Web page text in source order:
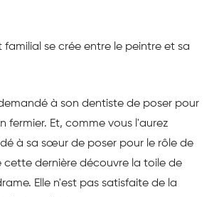
familial se crée entre le peintre et sa
à son dentiste de poser pour
fermier. Et, comme vous l'aurez
à sa sœur de poser pour le rôle de
cette dernière découvre la toile de
Elle n'est pas satisfaite de la